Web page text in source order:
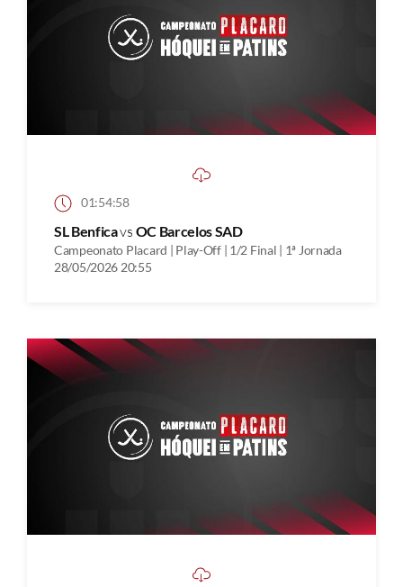
01:54:58
SL Benficavs OC Barcelos SAD
Campeonato Placard | Play-Off | 1/2 Final | 1ª Jornada
28/05/2026 20:55